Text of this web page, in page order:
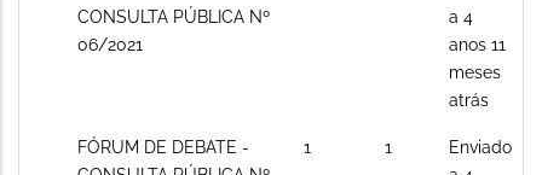
novos
posts
CONSULTA PÚBLICA Nº
06/2021
a 4
anos 11
meses
atrás
Sem
FÓRUM DE DEBATE -
1 1
Enviado